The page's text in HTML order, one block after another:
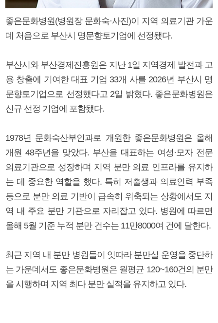
좋은문화병원(병원장 문화숙·사진)이 지역 의료기관 가운
데 처음으로 부산시 명문향토기업에 선정됐다.
부산시와 부산경제진흥원은 지난 1일 지역경제 발전과 고
용 창출에 기여한 대표 기업 33개 사를 2026년 부산시 명
문향토기업으로 선정했다고 2일 밝혔다. 좋은문화병원은
신규 선정 기업에 포함됐다.
1978년 문화숙산부인과로 개원한 좋은문화병원은 올해
개원 48주년을 맞았다. 부산을 대표하는 여성·모자 전문
의료기관으로 성장하며 지역 분만 의료 인프라를 유지하
는 데 중요한 역할을 했다. 특히 저출생과 의료인력 부족
등으로 분만 의료 기반이 급속히 위축되는 상황에서도 지
역 내 주요 분만 기관으로 자리잡고 있다. 병원에 따르면
올해 5월 기준 누적 분만 건수는 11만8000여 건에 달한다.
최근 지역 내 분만 병원들이 잇따라 분만실 운영을 중단하
는 가운데서도 좋은문화병원은 월평균 120~160건의 분만
을 시행하며 지역 최다 분만 실적을 유지하고 있다.